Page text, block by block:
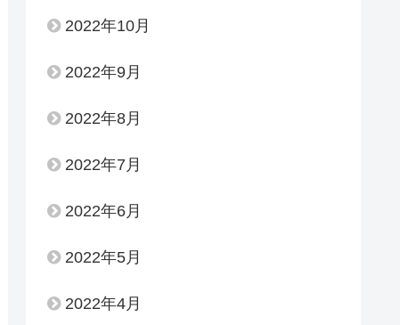
2022年10月
2022年9月
2022年8月
2022年7月
2022年6月
2022年5月
2022年4月